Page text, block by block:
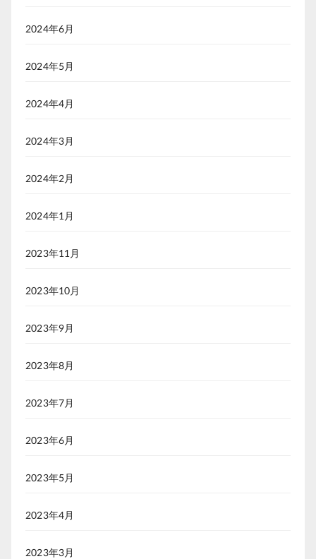
2024年6月
2024年5月
2024年4月
2024年3月
2024年2月
2024年1月
2023年11月
2023年10月
2023年9月
2023年8月
2023年7月
2023年6月
2023年5月
2023年4月
2023年3月